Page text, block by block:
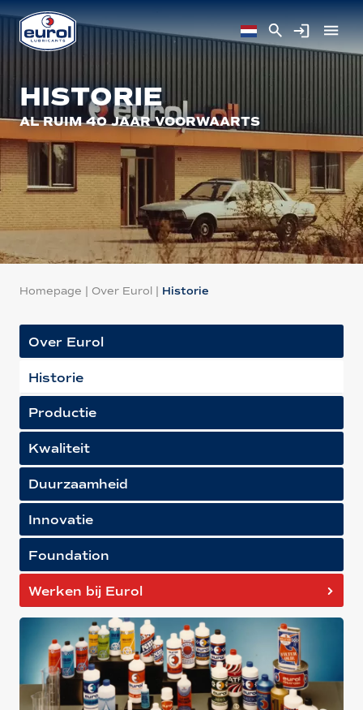
HISTORIE
AL RUIM 40 JAAR VOORWAARTS
Homepage | Over Eurol | Historie
Over Eurol
Historie
Productie
Kwaliteit
Duurzaamheid
Innovatie
Foundation
Werken bij Eurol